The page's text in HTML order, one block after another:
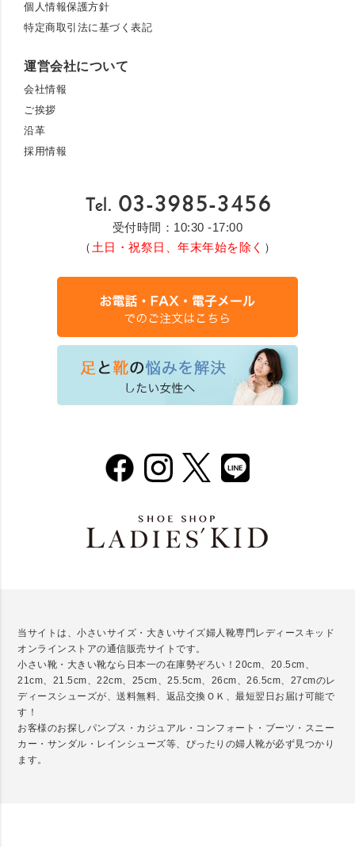
個人情報保護方針
特定商取引法に基づく表記
運営会社について
会社情報
ご挨拶
沿革
採用情報
受付時間：10:30 -17:00
（ 土日・祝祭日、年末年始を除く ）
当サイトは、小さいサイズ・大きいサイズ婦人靴専門レディースキッド
オンラインストアの通信販売サイトです。
小さい靴・大きい靴なら日本一の在庫勢ぞろい！20cm、20.5cm、
21cm、21.5cm、22cm、25cm、25.5cm、26cm、26.5cm、27cmのレ
ディースシューズが、送料無料、返品交換ＯＫ、最短翌日お届け可能で
す！
お客様のお探しパンプス・カジュアル・コンフォート・ブーツ・スニー
カー・サンダル・レインシューズ等、ぴったりの婦人靴が必ず見つかり
ます。